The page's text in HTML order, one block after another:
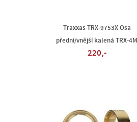
Traxxas TRX-9753X Osa
přední/vnější kalená TRX-4M
220,-